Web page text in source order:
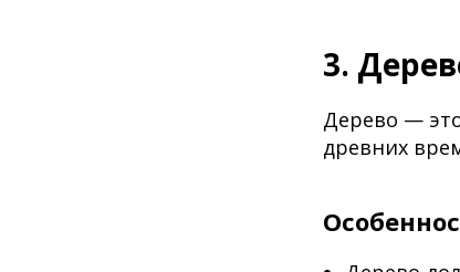
3.
Дерево —
древних